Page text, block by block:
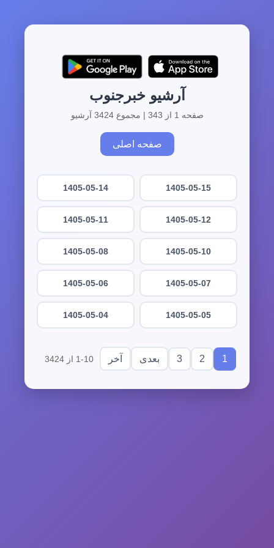
آرشیو خبرجنوب
صفحه 1 از 343 | مجموع 3424 آرشیو
صفحه اصلی
1405-05-15
1405-05-14
1405-05-12
1405-05-11
1405-05-10
1405-05-08
1405-05-07
1405-05-06
1405-05-05
1405-05-04
1
2
3 بعدی آخر 1-10 از 3424